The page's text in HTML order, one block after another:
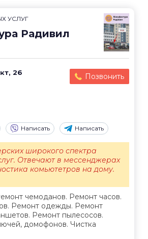
УСЛУГ
Радивил
26
Позвонить
Написать Написать
чемоданов. Ремонт часов.
Ремонт одежды. Ремонт
Ремонт пылесосов.
домофонов. Чистка
широкого спектра
Отвечают в мессенджерах
комьютетров на дому.